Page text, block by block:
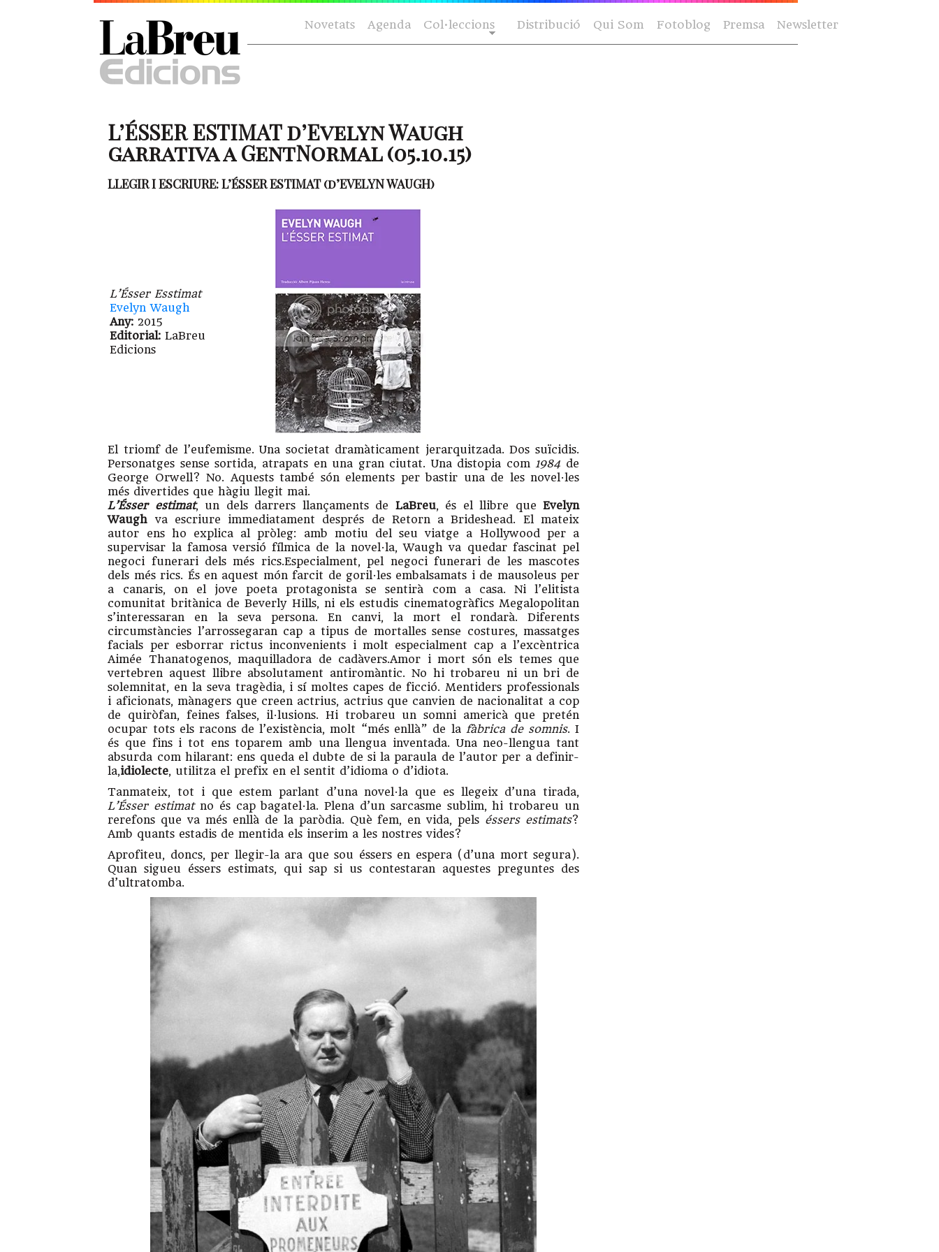
Novetats Agenda Col·leccions Distribució Qui Som Fotoblog Premsa Newsletter
L’ÉSSER ESTIMAT d’Evelyn Waugh
garrativa a GentNormal (05.10.15)
LLEGIR I ESCRIURE: L’ÉSSER ESTIMAT (d’EVELYN WAUGH)
L’Ésser Esstimat
Evelyn Waugh
Any: 2015
Editorial: LaBreu
Edicions
El triomf de l’eufemisme. Una societat dramàticament jerarquitzada. Dos suïcidis.
Personatges sense sortida, atrapats en una gran ciutat. Una distopia com 1984 de
George Orwell? No. Aquests també són elements per bastir una de les novel·les
més divertides que hàgiu llegit mai.
L’Ésser estimat, un dels darrers llançaments de LaBreu, és el llibre queEvelyn
Waugh va escriure immediatament després de Retorn a Brideshead. El mateix
autor ens ho explica al pròleg: amb motiu del seu viatge a Hollywood per a
supervisar la famosa versió fílmica de la novel·la, Waugh va quedar fascinat pel
negoci funerari dels més rics.Especialment, pel negoci funerari de les mascotes
dels més rics. És en aquest món farcit de goril·les embalsamats i de mausoleus per
a canaris, on el jove poeta protagonista se sentirà com a casa. Ni l’elitista
comunitat britànica de Beverly Hills, ni els estudis cinematogràfics Megalopolitan
s’interessaran en la seva persona. En canvi, la mort el rondarà. Diferents
circumstàncies l’arrossegaran cap a tipus de mortalles sense costures, massatges
facials per esborrar rictus inconvenients i molt especialment cap a l’excèntrica
Aimée Thanatogenos, maquilladora de cadàvers.Amor i mort són els temes que
vertebren aquest llibre absolutament antiromàntic. No hi trobareu ni un bri de
solemnitat, en la seva tragèdia, i sí moltes capes de ficció. Mentiders professionals
i aficionats, mànagers que creen actrius, actrius que canvien de nacionalitat a cop
de quiròfan, feines falses, il·lusions. Hi trobareu un somni americà que pretén
ocupar tots els racons de l’existència, molt “més enllà” de la fàbrica de somnis. I
és que fins i tot ens toparem amb una llengua inventada. Una neo-llengua tant
absurda com hilarant: ens queda el dubte de si la paraula de l’autor per a definir-
la,idiolecte, utilitza el prefix en el sentit d’idioma o d’idiota.
Tanmateix, tot i que estem parlant d’una novel·la que es llegeix d’una tirada,
L’Ésser estimatno és cap bagatel·la. Plena d’un sarcasme sublim, hi trobareu un
rerefons que va més enllà de la paròdia. Què fem, en vida, pels éssers estimats?
Amb quants estadis de mentida els inserim a les nostres vides?
Aprofiteu, doncs, per llegir-la ara que sou éssers en espera (d’una mort segura).
Quan sigueu éssers estimats, qui sap si us contestaran aquestes preguntes des
d’ultratomba.